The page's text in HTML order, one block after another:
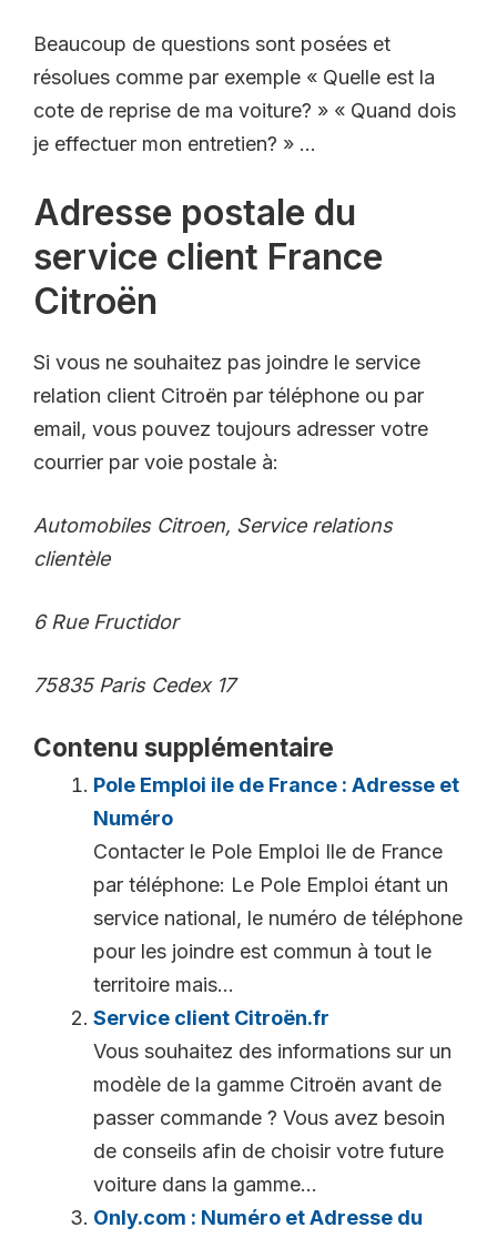
Beaucoup de questions sont posées et
résolues comme par exemple « Quelle est la
cote de reprise de ma voiture? » « Quand dois
je effectuer mon entretien? » …
Adresse postale du
service client France
Citroën
Si vous ne souhaitez pas joindre le service
relation client Citroën par téléphone ou par
email, vous pouvez toujours adresser votre
courrier par voie postale à:
Automobiles Citroen, Service relations
clientèle
6 Rue Fructidor
75835 Paris Cedex 17
Contenu supplémentaire
Pole Emploi ile de France : Adresse et
Numéro
Contacter le Pole Emploi Ile de France
par téléphone: Le Pole Emploi étant un
service national, le numéro de téléphone
pour les joindre est commun à tout le
territoire mais...
Service client Citroën.fr
Vous souhaitez des informations sur un
modèle de la gamme Citroën avant de
passer commande ? Vous avez besoin
de conseils afin de choisir votre future
voiture dans la gamme...
Only.com : Numéro et Adresse du